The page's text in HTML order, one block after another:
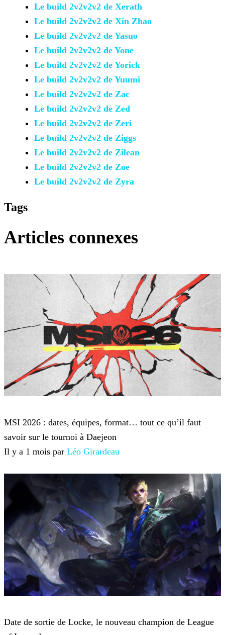
Le build 2v2v2v2 de Xerath
Le build 2v2v2v2 de Xin Zhao
Le build 2v2v2v2 de Yasuo
Le build 2v2v2v2 de Yone
Le build 2v2v2v2 de Yorick
Le build 2v2v2v2 de Yuumi
Le build 2v2v2v2 de Zac
Le build 2v2v2v2 de Zed
Le build 2v2v2v2 de Zeri
Le build 2v2v2v2 de Ziggs
Le build 2v2v2v2 de Zilean
Le build 2v2v2v2 de Zoe
Le build 2v2v2v2 de Zyra
Tags
Articles connexes
MSI 2026 : dates, équipes, format… tout ce qu’il faut
savoir sur le tournoi à Daejeon
Il y a 1 mois par Léo Girardeau
Date de sortie de Locke, le nouveau champion de League